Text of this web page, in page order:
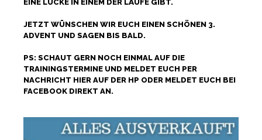
EINE LÜCKE IN EINEM DER LÄUFE GIBT.
JETZT WÜNSCHEN WIR EUCH EINEN SCHÖNEN 3.
ADVENT UND SAGEN BIS BALD.
PS: SCHAUT GERN NOCH EINMAL AUF DIE
TRAININGSTERMINE UND MELDET EUCH PER
NACHRICHT HIER AUF DER HP ODER MELDET EUCH BEI
FACEBOOK DIREKT AN.